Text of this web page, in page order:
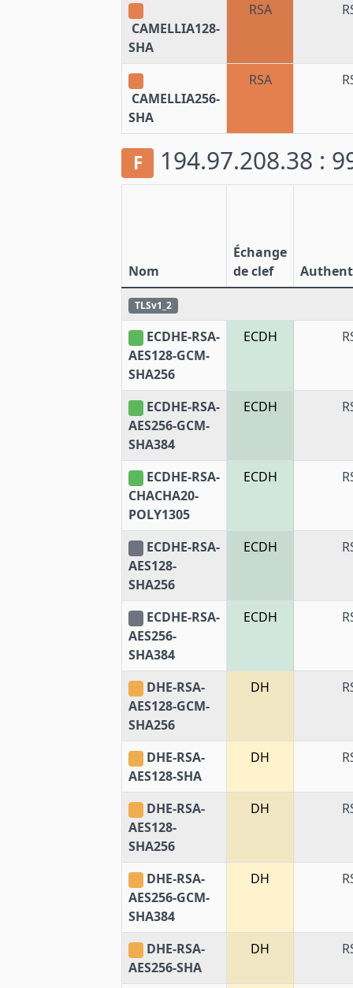
CAMELLIA128-
SHA
RSA
CAMELLIA256-
SHA
RSA
F 194.97.208.38 :
Nom
Échange
de clef
TLSv1_2
ECDHE-RSA-
AES128-GCM-
SHA256
ECDH
ECDHE-RSA-
AES256-GCM-
SHA384
ECDH
ECDHE-RSA-
CHACHA20-
POLY1305
ECDH
ECDHE-RSA-
AES128-
SHA256
ECDH
ECDHE-RSA-
AES256-
SHA384
ECDH
DHE-RSA-
AES128-GCM-
SHA256
DH
DHE-RSA-
AES128-SHA
DH
DHE-RSA-
AES128-
SHA256
DH
DHE-RSA-
AES256-GCM-
SHA384
DH
DHE-RSA-
AES256-SHA
DH